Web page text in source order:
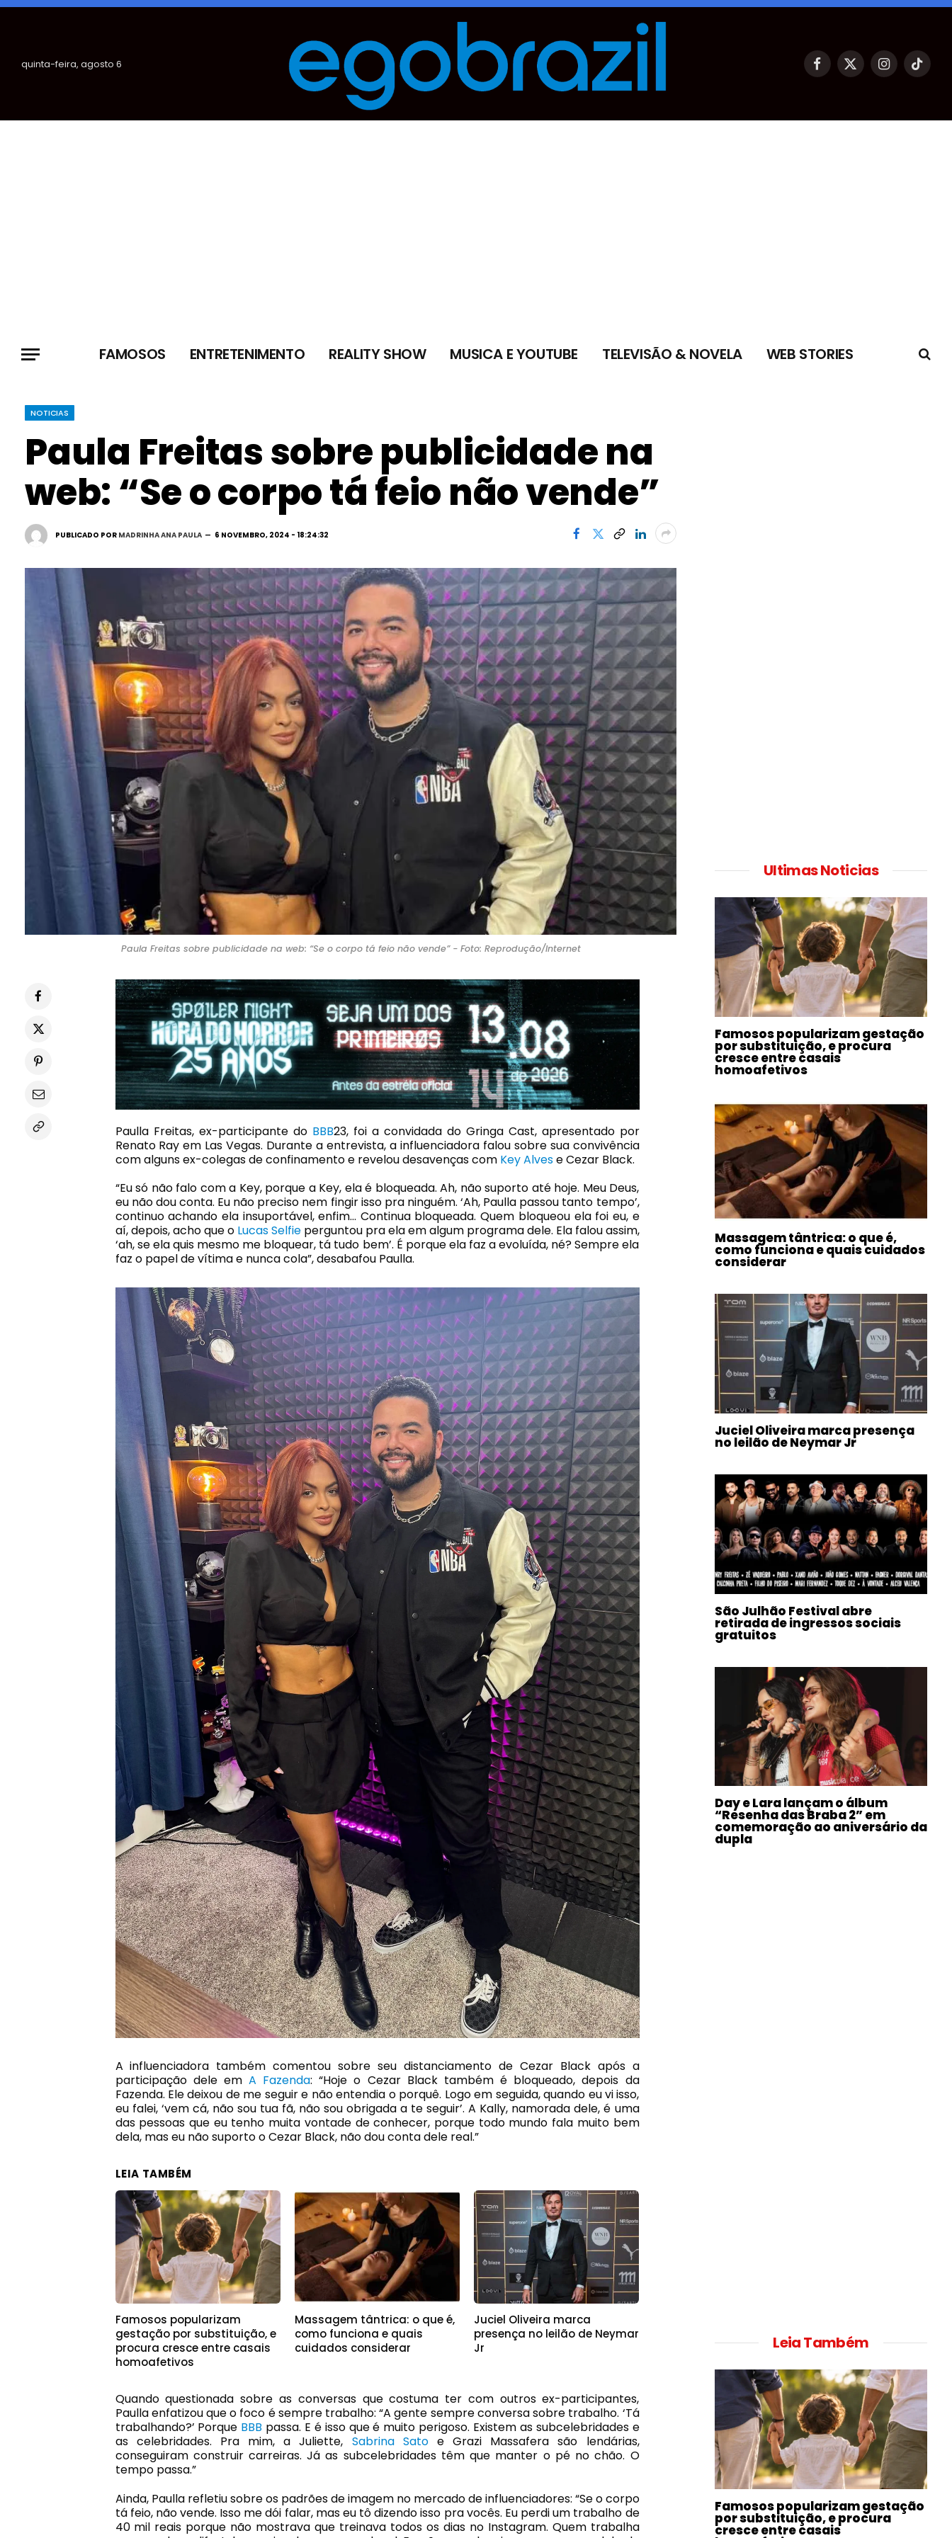
quinta-feira, agosto 6 Facebook
X
Instagram
TikTok
FAMOSOS ENTRETENIMENTO REALITY SHOW MUSICA E YOUTUBE TELEVISÃO & NOVELA WEB STORIES
NOTICIAS
Paula Freitas sobre publicidade na
web: “Se o corpo tá feio não vende”
PUBLICADO POR MADRINHA ANA PAULA 6 NOVEMBRO, 2024 - 18:24:32
Paula Freitas sobre publicidade na web: “Se o corpo tá feio não vende” - Foto: Reprodução/Internet
Paulla Freitas, ex-participante do BBB23, foi a convidada do Gringa Cast, apresentado por
Renato Ray em Las Vegas. Durante a entrevista, a influenciadora falou sobre sua convivência
com alguns ex-colegas de confinamento e revelou desavenças com Key Alvese Cezar Black.
“Eu só não falo com a Key, porque a Key, ela é bloqueada. Ah, não suporto até hoje. Meu Deus,
eu não dou conta. Eu não preciso nem fingir isso pra ninguém. ‘Ah, Paulla passou tanto tempo’,
continuo achando ela insuportável, enfim… Continua bloqueada. Quem bloqueou ela foi eu, e
aí, depois, acho que o Lucas Selfieperguntou pra ela em algum programa dele. Ela falou assim,
‘ah, se ela quis mesmo me bloquear, tá tudo bem’. É porque ela faz a evoluída, né? Sempre ela
faz o papel de vítima e nunca cola”, desabafou Paulla.
A influenciadora também comentou sobre seu distanciamento de Cezar Black após a
participação dele em A Fazenda: “Hoje o Cezar Black também é bloqueado, depois da
Fazenda. Ele deixou de me seguir e não entendia o porquê. Logo em seguida, quando eu vi isso,
eu falei, ‘vem cá, não sou tua fã, não sou obrigada a te seguir’. A Kally, namorada dele, é uma
das pessoas que eu tenho muita vontade de conhecer, porque todo mundo fala muito bem
dela, mas eu não suporto o Cezar Black, não dou conta dele real.”
LEIA TAMBÉM
Famosos popularizam
gestação por substituição, e
procura cresce entre casais
homoafetivos
Massagem tântrica: o que é,
como funciona e quais
cuidados considerar
Juciel Oliveira marca
presença no leilão de Neymar
Jr
Quando questionada sobre as conversas que costuma ter com outros ex-participantes,
Paulla enfatizou que o foco é sempre trabalho: “A gente sempre conversa sobre trabalho. ‘Tá
trabalhando?’ Porque BBB passa. E é isso que é muito perigoso. Existem as subcelebridades e
as celebridades. Pra mim, a Juliette, Sabrina Satoe Grazi Massafera são lendárias,
conseguiram construir carreiras. Já as subcelebridades têm que manter o pé no chão. O
tempo passa.”
Ainda, Paulla refletiu sobre os padrões de imagem no mercado de influenciadores: “Se o corpo
tá feio, não vende. Isso me dói falar, mas eu tô dizendo isso pra vocês. Eu perdi um trabalho de
40 mil reais porque não mostrava que treinava todos os dias no Instagram. Quem trabalha
Ultimas Noticias
Famosos popularizam gestação
por substituição, e procura
cresce entre casais
homoafetivos
Massagem tântrica: o que é,
como funciona e quais cuidados
considerar
Juciel Oliveira marca presença
no leilão de Neymar Jr
São Julhão Festival abre
retirada de ingressos sociais
gratuitos
Day e Lara lançam o álbum
“Resenha das Braba 2” em
comemoração ao aniversário da
dupla
Leia Também
Famosos popularizam gestação
por substituição, e procura
cresce entre casais